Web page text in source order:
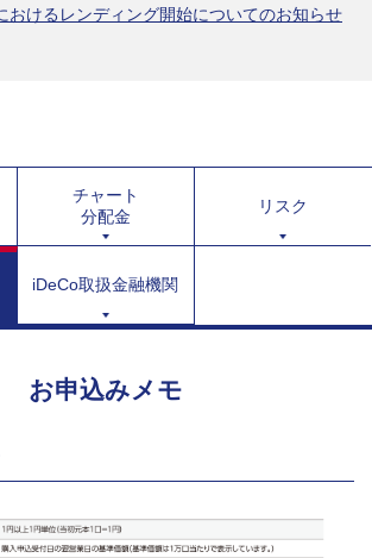
おけるレンディング開始についてのお知らせ
チャート
分配金
リスク
iDeCo取扱金融機関
お申込みメモ